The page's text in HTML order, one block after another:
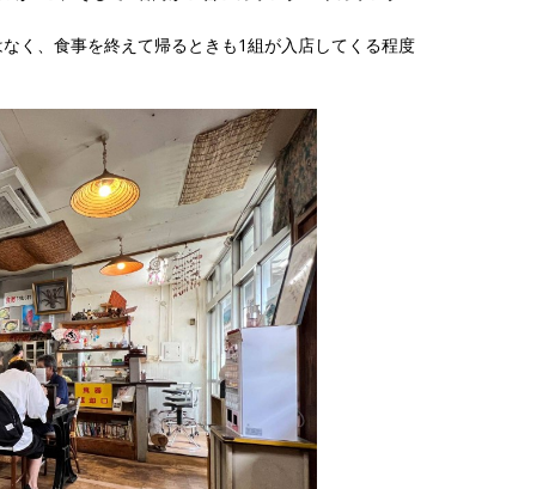
く、食事を終えて帰るときも1組が入店してくる程度